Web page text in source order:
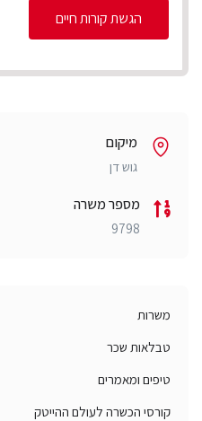
הגשת קורות חיים
מיקום
גוש דן
מספר משרה
9798
משרות
טבלאות שכר
טיפים ומאמרים
קורסי הכשרה לעולם ההייטק